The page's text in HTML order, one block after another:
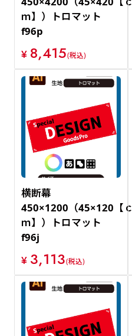
ｍ】）トロマット
f96p
¥ 8,415(税込)
横断幕
450×1200（45×120【ｃ
ｍ】）トロマット
f96j
¥ 3,113(税込)